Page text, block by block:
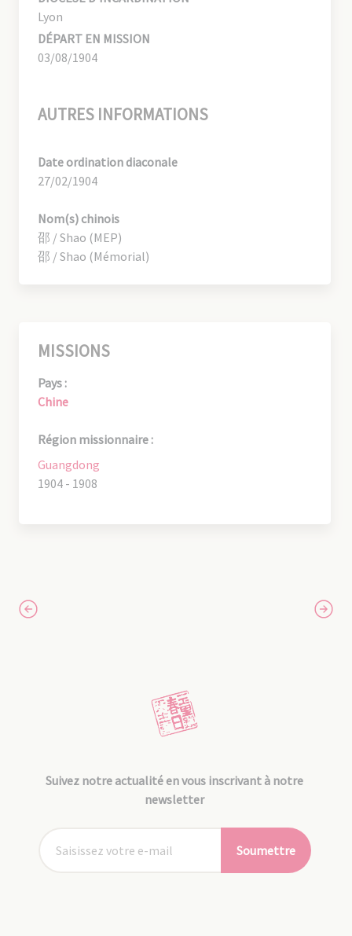
Lyon
DÉPART EN MISSION
03/08/1904
AUTRES INFORMATIONS
Date ordination diaconale
27/02/1904
Nom(s) chinois
邵 / Shao (MEP)
邵 / Shao (Mémorial)
MISSIONS
Pays :
Chine
Région missionnaire :
Guangdong
1904 - 1908
Suivez notre actualité en vous inscrivant à notre
newsletter
Soumettre